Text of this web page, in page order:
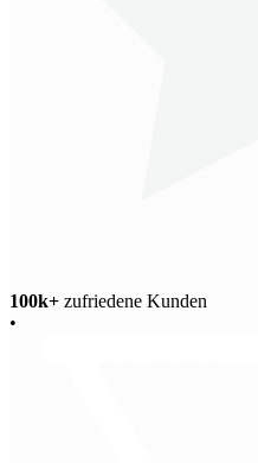
100k+ zufriedene Kunden
•